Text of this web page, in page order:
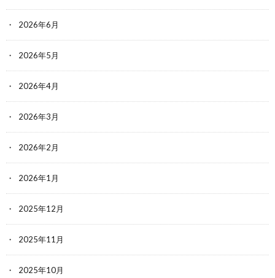
2026年6月
2026年5月
2026年4月
2026年3月
2026年2月
2026年1月
2025年12月
2025年11月
2025年10月